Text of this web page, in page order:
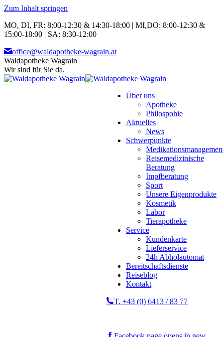
Zum Inhalt springen
MO, DI, FR: 8:00-12:30 & 14:30-18:00 | MI,DO: 8:00-12:30 &
15:00-18:00 | SA: 8:30-12:00
office@waldapotheke-wagrain.at
Waldapotheke Wagrain
Wir sind für Sie da.
Über uns
Apotheke
Philospohie
Aktuelles
News
Schwerpunkte
Reisemedizinische
Beratung
Impfberatung
Sport
Unsere Eigenprodukte
Kosmetik
Labor
Tierapotheke
Service
Kundenkarte
Lieferservice
24h Abholautomat
Bereitschaftsdienste
Reiseblog
Kontakt
T. +43 (0) 6413 / 83 77